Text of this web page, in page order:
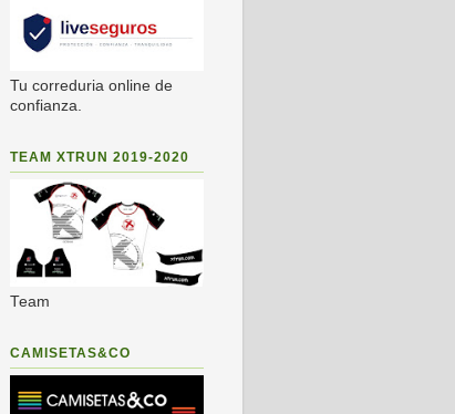
Tu correduria online de
confianza.
TEAM XTRUN 2019-2020
Team
CAMISETAS&CO